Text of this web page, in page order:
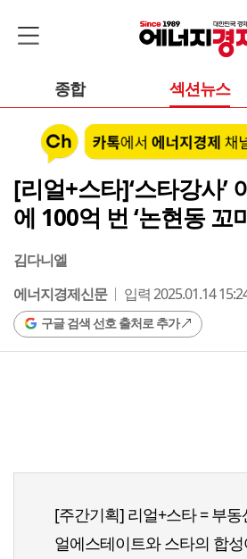
종합 섹션뉴스
[리얼+스타]‘스타강사’
에 100억 번 ‘논현동 꼬
김다니엘
에너지경제신문
입력 2025.01.14
구글 검색 선호 출처로 추가
[주간기획] 리얼+스타 = 부
얼에스테이트와 스타의 합